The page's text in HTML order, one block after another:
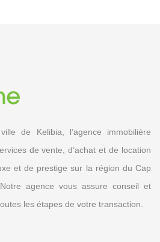
de Kelibia, l’agence immobilière
de vente, d’achat et de location
et de prestige sur la région du Cap
agence vous assure conseil et
les étapes de votre transaction.